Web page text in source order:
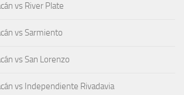
vs River Plate
vs Sarmiento
vs San Lorenzo
vs Independiente Rivadavia